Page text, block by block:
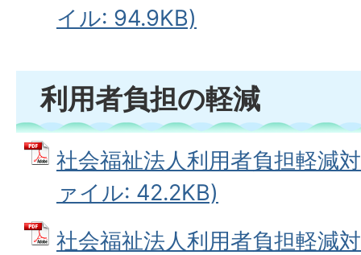
イル: 94.9KB)
利用者負担の軽減
社会福祉法人利用者負担軽減
ァイル: 42.2KB)
社会福祉法人利用者負担軽減